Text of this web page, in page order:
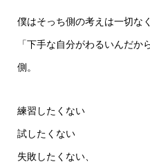
僕はそっち側の考えは一切なく
「下手な自分がわるいんだか
側。
練習したくない
試したくない
失敗したくない、